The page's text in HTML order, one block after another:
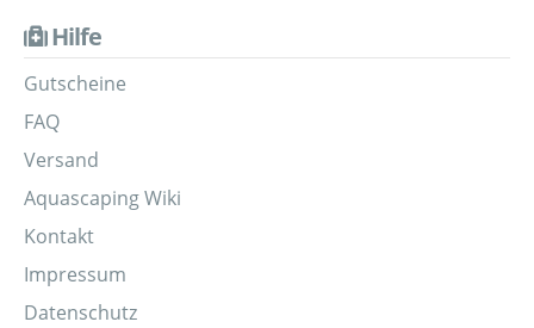
Hilfe
Gutscheine
FAQ
Versand
Aquascaping Wiki
Kontakt
Impressum
Datenschutz